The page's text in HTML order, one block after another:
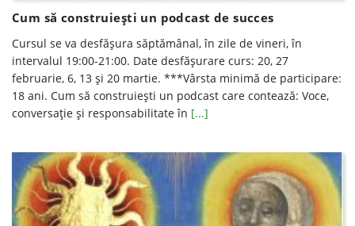
Cum să construieşti un podcast de succes
Cursul se va desfăşura săptămânal, în zile de vineri, în
intervalul 19:00-21:00. Date desfăşurare curs: 20, 27
februarie, 6, 13 și 20 martie. ***Vârsta minimă de participare:
18 ani. Cum să construiești un podcast care contează: Voce,
conversație și responsabilitate în [...]